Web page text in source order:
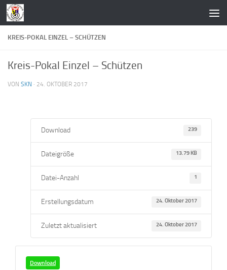
Zum Inhalt springen
KREIS-POKAL EINZEL – SCHÜTZEN
Kreis-Pokal Einzel – Schützen
VON SKN · 24. OKTOBER 2017
Download 239
Dateigröße 13.79 KB
Datei-Anzahl 1
Erstellungsdatum 24. Oktober 2017
Zuletzt aktualisiert 24. Oktober 2017
Download